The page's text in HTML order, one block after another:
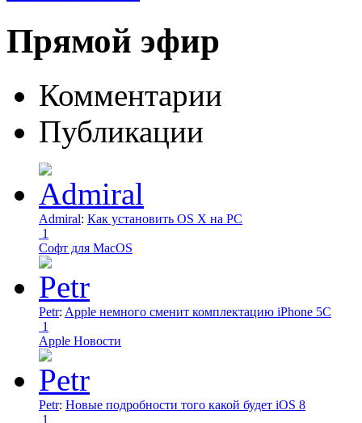
Прямой эфир
Комментарии
Публикации
Admiral: Как установить OS X на PC
1
Софт для MacOS
Petr: Apple немного сменит комплектацию iPhone 5C
1
Apple Новости
Petr: Новые подробности того какой будет iOS 8
1